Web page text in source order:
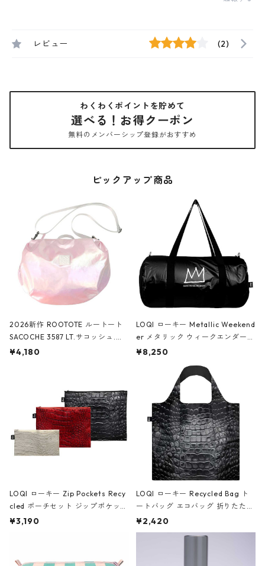
レビュー (2)
わくわくポイントを貯めて
選べる！お得クーポン
無料のメンバーシップ登録がおすすめ
ピックアップ商品
2026新作 ROOTOTE ルートート
SACOCHE 3587 LT.サコッシュ.ル
ミエ-B ショルダーバッグ グロスピ
¥4,180
LOQI ローキー Metallic Weekend
er メタリック ウィークエンダー
ボストンバッグ ショルダーバッグ
Black ジャン=ミッシェル・バスキ
ア/クラウン ブラック
¥8,250
LOQI ローキー Zip Pockets Recy
cled ポーチセット ジップポケット
ファスナーポーチ 撥水加工 トラベ
¥3,190
LOQI ローキー Recycled Bag ト
ートバッグ エコバッグ 折りたたみ
大きめ 撥水加工 収納ポーチ CRO
CODILE/Black クロコダイル/ブラ
¥2,420